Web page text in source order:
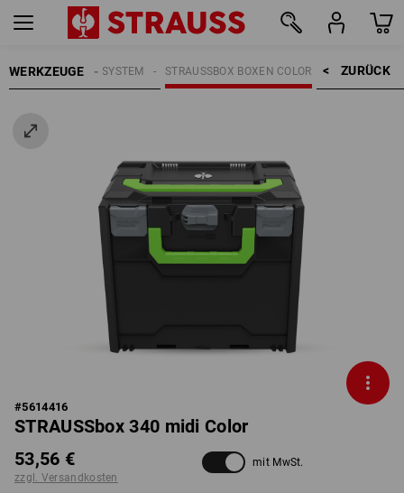
WERKZEUGE ZURÜCK    >
STRAUSSBOX BOXEN COLOR
STRAUSSBOX SYSTEM
#5614416
STRAUSSbox 340 midi Color
53,56 €
zzgl. Versandkosten
mit MwSt.